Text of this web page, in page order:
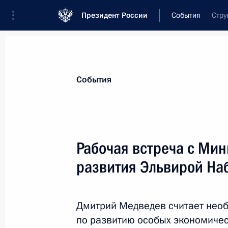
Президент России События
Новости
9 октября 2009 года, пятница
на пост президента
(МОК)
События
Рабочая встреча с
развития Эльвирой
Дмитрий Медведев считает
по развитию особых